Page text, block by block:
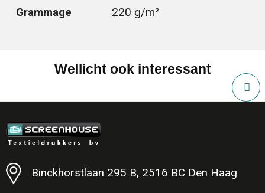
Grammage 220 g/m²
Wellicht ook interessant
Binckhorstlaan 295 B, 2516 BC Den Haag